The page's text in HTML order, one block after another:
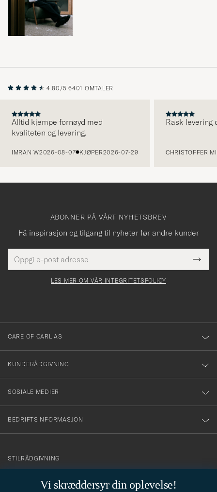
4.80/5 6401 OMTALER
Alltid kjempe fornøyd med
kvaliteten og levering.
IMRAN W2026-08-07 KJØPER2026-07-29
Rask levering
CHRISTOFFER
Vi skræddersyr din oplevelse!
ABONNER PÅ VÅRT NYHETSBREV
Få inspirasjon og tilgang til nyheter før andre kunder
postadresse
felt
Tack
för
dig
till
vårt
nyhetsbrev!
LES MER OM VÅR INTEGRITETSPOLICY
CARE OF CARL AS
KUNDERÅDGIVNING
SOSIALE MEDIER
BEDRIFTSINFORMASJON
info@careofcarl.no
STILRÅDGIVNING